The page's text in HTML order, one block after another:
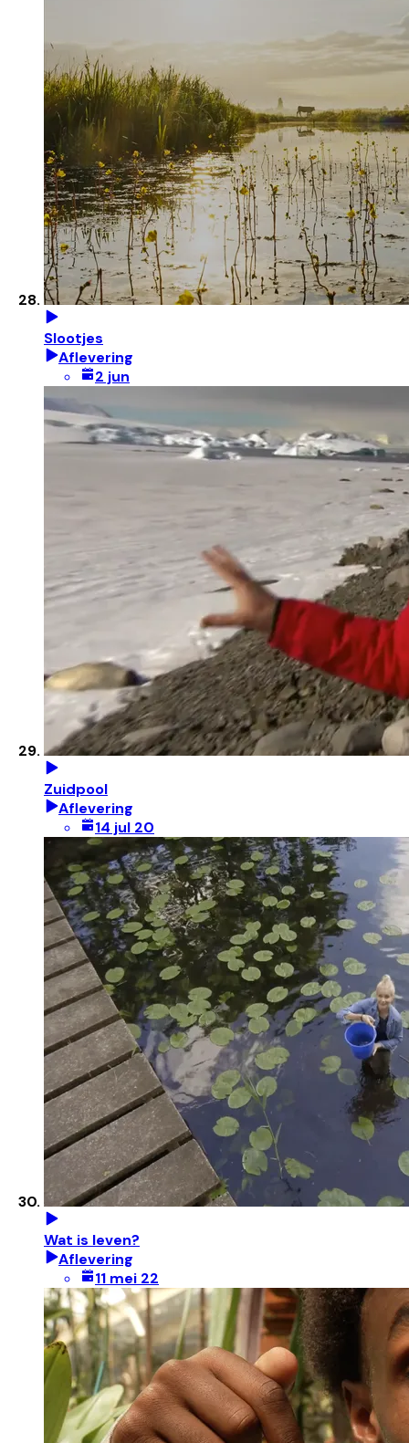
Slootjes
Aflevering
2 jun
Zuidpool
Aflevering
14 jul 20
Wat is leven?
Aflevering
11 mei 22